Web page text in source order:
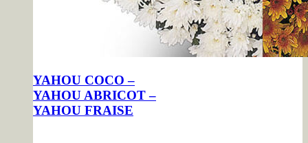
YAHOU COCO –
YAHOU ABRICOT –
YAHOU FRAISE